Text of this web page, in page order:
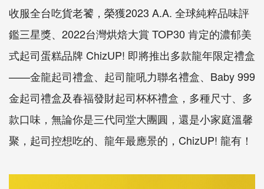
收服全台吃貨老饕，榮獲2023 A.A. 全球純粹品味評
鑑三星獎、2022台灣烘焙大賞 TOP30 肯定的濃郁美
式起司蛋糕品牌 ChizUP! 即將推出多款龍年限定禮盒
——金龍起司禮盒、起司龍吼力聯名禮盒、Baby 999
金起司禮盒及春福發財起司杯杯禮盒，多種尺寸、多
款口味，無論你是三代同堂大團圓，還是小家庭溫馨
聚，起司控想吃的、龍年最應景的，ChizUP! 龍有！